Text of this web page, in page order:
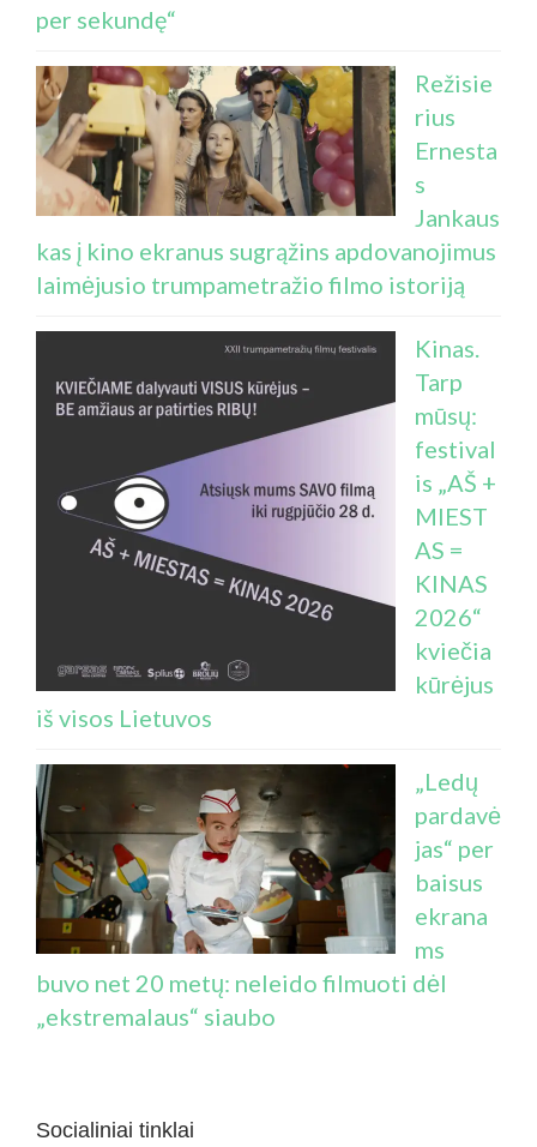
per sekundę“
Režisie
rius
Ernesta
s
Jankaus
kas į kino ekranus sugrąžins apdovanojimus
laimėjusio trumpametražio filmo istoriją
Kinas.
Tarp
mūsų:
festival
is „AŠ +
MIEST
AS =
KINAS
2026“
kviečia
kūrėjus
iš visos Lietuvos
„Ledų
pardavė
jas“ per
baisus
ekrana
ms
buvo net 20 metų: neleido filmuoti dėl
„ekstremalaus“ siaubo
Socialiniai tinklai